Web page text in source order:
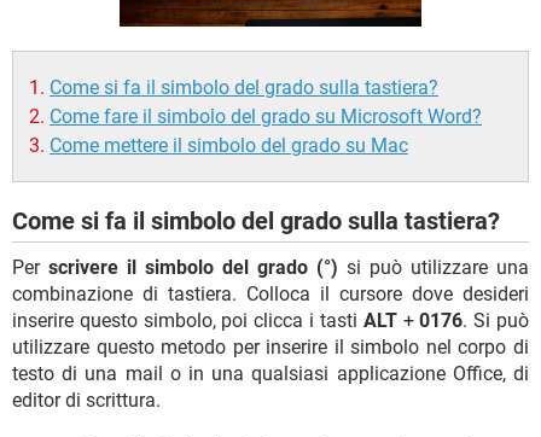
Come si fa il simbolo del grado sulla tastiera?
Come fare il simbolo del grado su Microsoft Word?
Come mettere il simbolo del grado su Mac
Come si fa il simbolo del grado sulla tastiera?
Per scrivere il simbolo del grado (°) si può utilizzare una
combinazione di tastiera. Colloca il cursore dove desideri
inserire questo simbolo, poi clicca i tasti ALT+0176. Si può
utilizzare questo metodo per inserire il simbolo nel corpo di
testo di una mail o in una qualsiasi applicazione Office, di
editor di scrittura.